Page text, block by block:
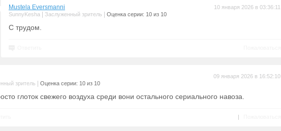
Mustela Eversmanni
SunnyKesha Заслуженный зритель Оценка серии: 10 из 10
10 января 2026 в 03:36:11
С трудом.
зритель Оценка серии: 10 из 10
09 января 2026 в 16:52:10
глоток свежего воздуха среди вони остального сериального навоза.
|